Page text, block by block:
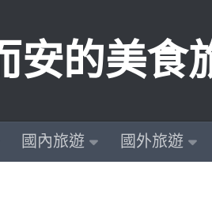
安的美食
國內旅遊 國外旅遊